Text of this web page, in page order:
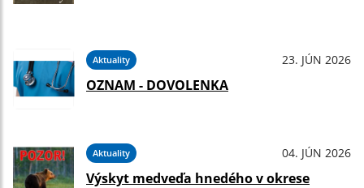
Aktuality 23. JÚN 2026
OZNAM - DOVOLENKA
Aktuality 04. JÚN 2026
Výskyt medveďa hnedého v okrese